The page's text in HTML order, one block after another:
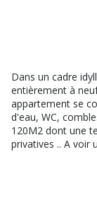
Dans un cadre
entièrement à
appartement se
d'eau, WC,
120M2 dont une
privatives .. A voir